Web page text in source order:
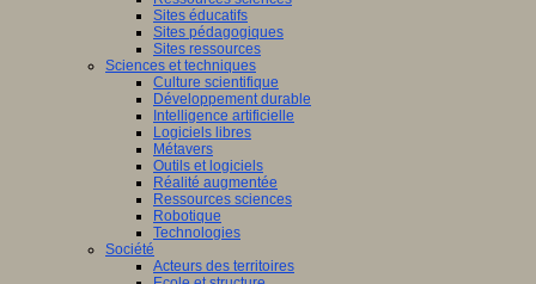
Sites éducatifs
Sites pédagogiques
Sites ressources
Sciences et techniques
Culture scientifique
Développement durable
Intelligence artificielle
Logiciels libres
Métavers
Outils et logiciels
Réalité augmentée
Ressources sciences
Robotique
Technologies
Société
Acteurs des territoires